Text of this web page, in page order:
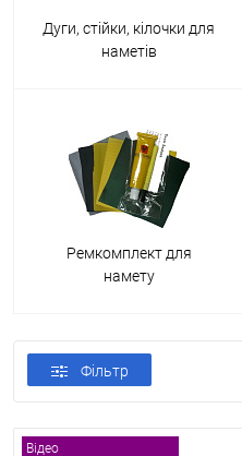
Дуги, стійки, кілочки для
наметів
Ремкомплект для
намету
Фільтр
Відео